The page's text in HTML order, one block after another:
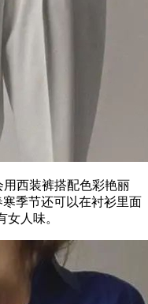
西装裤搭配色彩艳丽
季节还可以在衬衫里面
人味。